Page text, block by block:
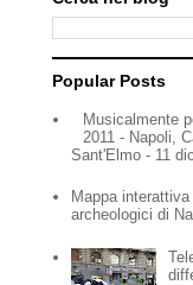
Popular Posts
Musicalmente
2011 - Napoli,
Sant'Elmo - 11
Mappa
archeologici di